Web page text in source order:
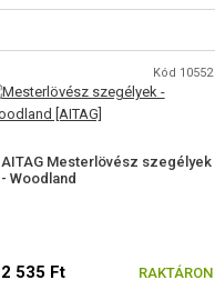
Kód 10552
AITAG Mesterlövész szegélyek
- Woodland
2 535 Ft RAKTÁRON